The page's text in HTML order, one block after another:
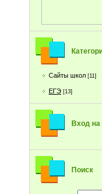
Сайты школ [11]
ЕГЭ [13]
Вход на
Поиск